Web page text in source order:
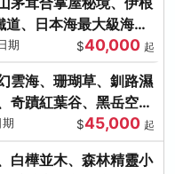
、日本海最大級海鮮
期 $40,000 起
雲海、珊瑚草、釧路濕
奇蹟紅葉谷、黑岳空中
$45,000 起
白樺並木、森林精靈小